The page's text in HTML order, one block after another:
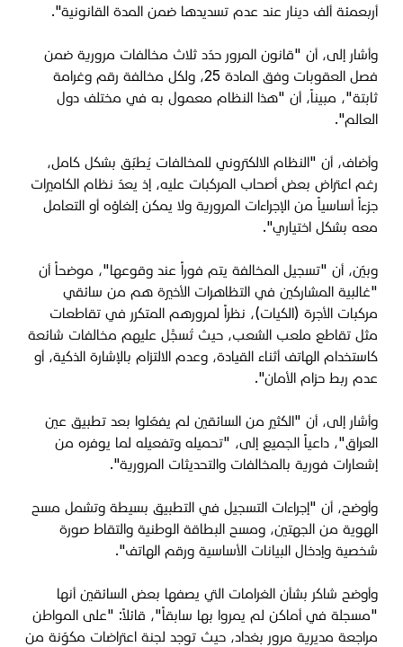
أربعمئة ألف دينار عند عدم تسديدها ضمن المدة القانونية".
وأشار إلى، أن "قانون المرور حدّد ثلاث مخالفات مرورية ضمن
فصل العقوبات وفق المادة 25، ولكل مخالفة رقم وغرامة
ثابتة"، مبيناً، أن "هذا النظام معمول به في مختلف دول
العالم".
وأضاف، أن "النظام الالكتروني للمخالفات يُطبّق بشكل كامل،
رغم اعتراض بعض أصحاب المركبات عليه، إذ يعدّ نظام الكاميرات
جزءاً أساسياً من الإجراءات المرورية ولا يمكن إلغاؤه أو التعامل
معه بشكل اختياري".
وبيّن، أن "تسجيل المخالفة يتم فوراً عند وقوعها"، موضحاً أن
"غالبية المشاركين في التظاهرات الأخيرة هم من سائقي
مركبات الأجرة (الكيات)، نظراً لمرورهم المتكرر في تقاطعات
مثل تقاطع ملعب الشعب، حيث تُسجَّل عليهم مخالفات شائعة
كاستخدام الهاتف أثناء القيادة، وعدم الالتزام بالإشارة الذكية، أو
عدم ربط حزام الأمان".
وأشار إلى، أن "الكثير من السائقين لم يفعّلوا بعد تطبيق عين
العراق"، داعياً الجميع إلى، "تحميله وتفعيله لما يوفره من
إشعارات فورية بالمخالفات والتحديثات المرورية".
وأوضح، أن "إجراءات التسجيل في التطبيق بسيطة وتشمل مسح
الهوية من الجهتين، ومسح البطاقة الوطنية والتقاط صورة
شخصية وإدخال البيانات الأساسية ورقم الهاتف".
وأوضح شاكر بشأن الغرامات التي يصفها بعض السائقين أنها
"مسجلة في أماكن لم يمروا بها سابقاً"، قائلاً: "على المواطن
مراجعة مديرية مرور بغداد، حيث توجد لجنة اعتراضات مكوّنة من